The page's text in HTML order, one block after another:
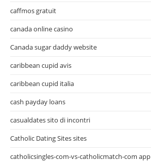
caffmos gratuit
canada online casino
Canada sugar daddy website
caribbean cupid avis
caribbean cupid italia
cash payday loans
casualdates sito di incontri
Catholic Dating Sites sites
catholicsingles-com-vs-catholicmatch-com app